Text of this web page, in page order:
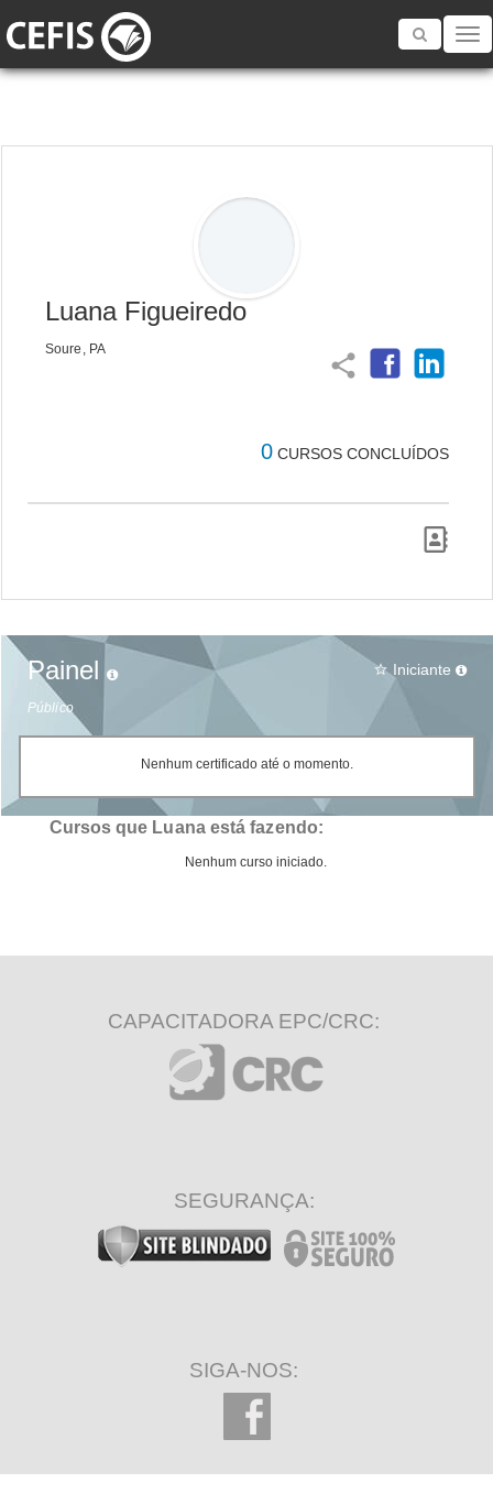
Toggle
Luana Figueiredo
Soure, PA
share
0 CURSOS CONCLUÍDOS
Painel
Público
star_border Iniciante
Nenhum certificado até o momento.
Cursos que Luana está fazendo:
Nenhum curso iniciado.
CAPACITADORA EPC/CRC:
SEGURANÇA:
SIGA-NOS: